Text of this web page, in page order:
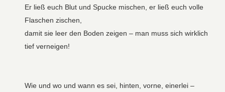
Er ließ euch Blut und Spucke mischen, er ließ euch volle
Flaschen zischen,
damit sie leer den Boden zeigen – man muss sich wirklich
tief verneigen!
Wie und wo und wann es sei, hinten, vorne, einerlei –